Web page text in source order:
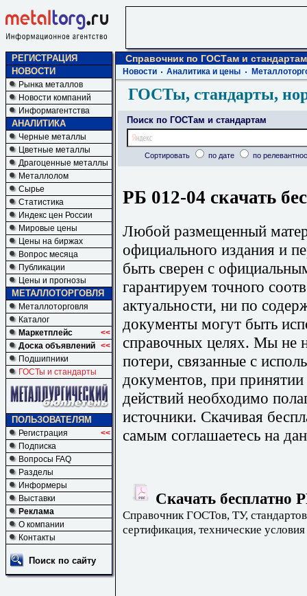
РЕГИСТРАЦИЯ
НОВОСТИ
Рынка металлов
Новости компаний
Информагентства
АНАЛИТИКА
Черные металлы
Цветные металлы
Драгоценные металлы
Металлолом
Сырье
Статистика
Индекс цен России
Мировые цены
Цены на биржах
Вопрос месяца
Публикации
Цены и прогнозы
МЕТАЛЛОТОРГОВЛЯ
Металлоторговля
Каталог
Маркетплейс
<<
Доска объявлений <<
Подшипники
ГОСТы и стандарты
ПОЛЬЗОВАТЕЛЯМ
Регистрация
<<
Подписка
Вопросы FAQ
Разделы
Информеры
Выставки
Реклама
О компании
Контакты
Поиск по сайту
Справочник по ГОСТам и стандартам
Новости Аналитика и цены
ГОСТы, стандарты,
Поиск по ГОСТам и стандартам
Сортировать по дате по
РБ 012-04 скачать
Любой размещенный
официального издания и
быть сверен с
гарантируем точного
актуальности, ни по
документы могут быть
справочных целях. Мы не
потери, связанные с
документов, при
действий необходимо
источники. Скачивая
самым соглашаетесь на
Скачать бесплатно
Справочник ГОСТов, ТУ,
сертификация, технические условия